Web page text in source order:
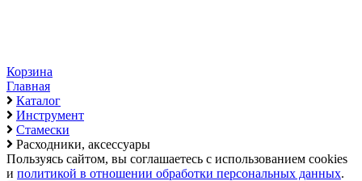
Корзина
Главная
Каталог
Инструмент
Стамески
Расходники, аксессуары
Пользуясь сайтом, вы соглашаетесь с использованием cookies
и политикой в отношении обработки персональных данных.